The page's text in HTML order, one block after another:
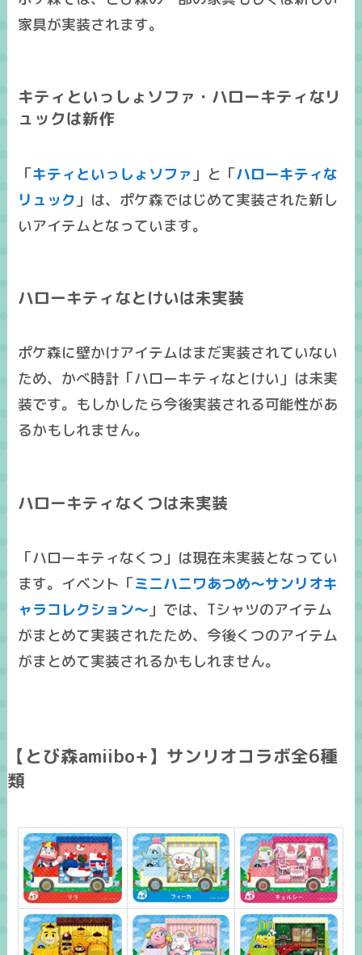
家具が実装されます。
キティといっしょソファ・ハローキティなリ
ュックは新作
「キティといっしょソファ 」と「ハローキティな
リュック 」は、 ポケ森ではじめて実装された新し
いアイテムとなっています。
ハローキティなとけいは未実装
ポケ森に壁かけアイテムはまだ実装されていない
ため、かべ時計「ハローキティなとけい」は未実
装です。もしかしたら今後実装される可能性があ
るかもしれません。
ハローキティなくつは未実装
「ハローキティなくつ」は現在未実装となってい
ます。イベント「ミニハニワあつめ～サンリオキ
ャラコレクション～ 」では、Tシャツのアイテム
がまとめて実装されたため、今後くつのアイテム
がまとめて実装されるかもしれません。
【とび森amiibo+】サンリオコラボ全6種
類